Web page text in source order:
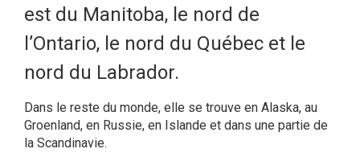
est du Manitoba, le nord de
l’Ontario, le nord du Québec et le
nord du Labrador.
Dans le reste du monde, elle se trouve en Alaska, au
Groenland, en Russie, en Islande et dans une partie de
la Scandinavie.